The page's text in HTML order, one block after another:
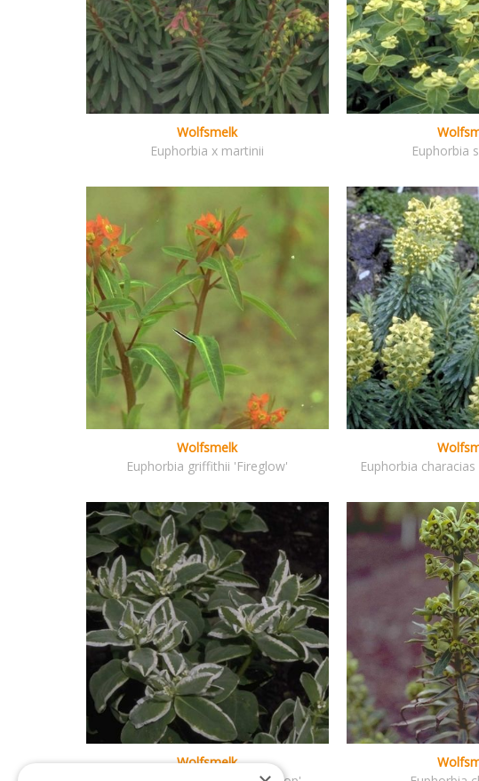
Wolfsmelk
Euphorbia x martinii
Euphorbia
Wolfsmelk
Euphorbia griffithii 'Fireglow'
Euphorbia
Wolfsmelk